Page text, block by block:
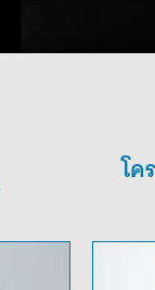
โค